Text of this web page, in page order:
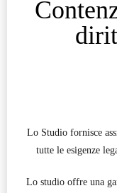
Lo Studio fornisce
tutte le esigenze
Lo studio offre una